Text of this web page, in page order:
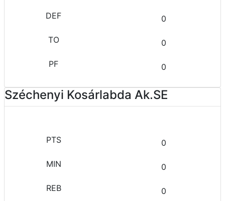
0
0
0
Széchenyi Kosárlabda Ak.SE
0
0
0